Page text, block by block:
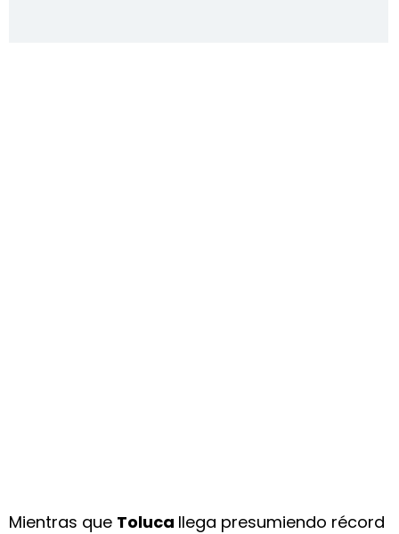
Mientras que Toluca llega presumiendo récord